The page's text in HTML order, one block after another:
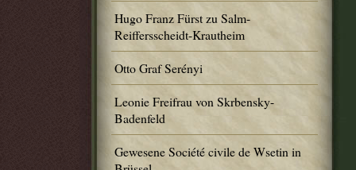
Hugo Franz Fürst zu Salm-
Reiffersscheidt-Krautheim
Otto Graf Serényi
Leonie Freifrau von Skrbensky-
Badenfeld
Gewesene Société civile de Wsetin in